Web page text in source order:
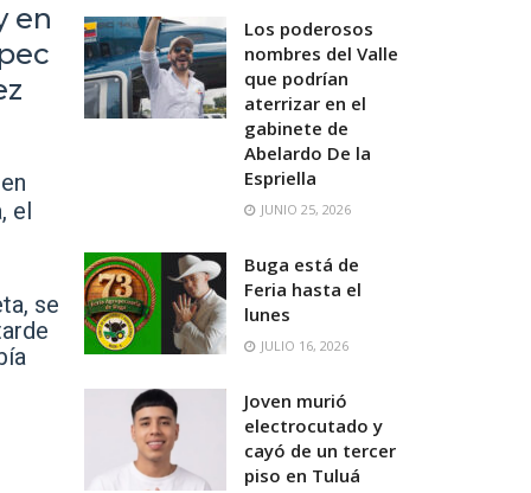
en
el
se
Los poderosos
nombres del Valle
que podrían
aterrizar en el
gabinete de
Abelardo De la
Espriella
JUNIO 25, 2026
Buga está de
Feria hasta el
lunes
JULIO 16, 2026
Joven murió
electrocutado y
cayó de un tercer
piso en Tuluá